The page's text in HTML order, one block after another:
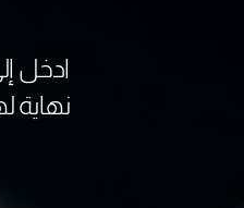
ادخل
نهاية